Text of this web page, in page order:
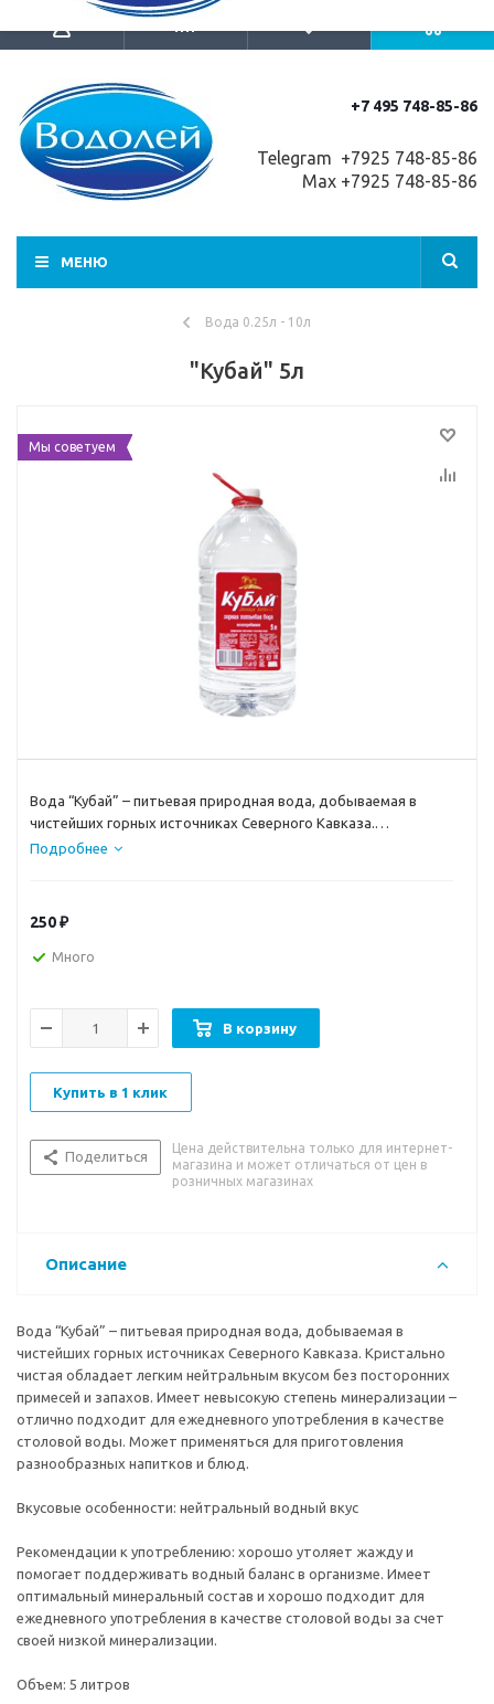
+7 495 748-85-86
Telegram +7925 748-85-86
Max +7925 748-85-86
МЕНЮ
Вода 0.25л - 10л
"Кубай" 5л
Мы советуем
Вода “Кубай” – питьевая природная вода, добываемая в
чистейших горных источниках Северного Кавказа.
Кристально чистая обладает легким нейтральным вкусом
Подробнее
250₽
Много
В корзину
Купить в 1 клик
Поделиться
Цена действительна только для интернет-
магазина и может отличаться от цен в
розничных магазинах
Описание
Вода “Кубай” – питьевая природная вода, добываемая в
чистейших горных источниках Северного Кавказа. Кристально
чистая обладает легким нейтральным вкусом без посторонних
примесей и запахов. Имеет невысокую степень минерализации –
отлично подходит для ежедневного употребления в качестве
столовой воды. Может применяться для приготовления
разнообразных напитков и блюд.
Вкусовые особенности: нейтральный водный вкус
Рекомендации к употреблению: хорошо утоляет жажду и
помогает поддерживать водный баланс в организме. Имеет
оптимальный минеральный состав и хорошо подходит для
ежедневного употребления в качестве столовой воды за счет
своей низкой минерализации.
Объем: 5 литров